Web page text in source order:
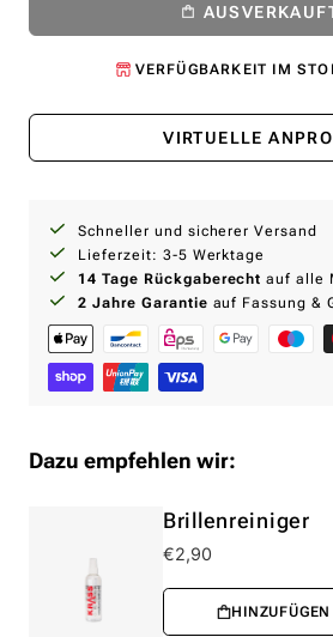
VERFÜGBARKEIT IM
VIRTUELLE
Schneller und sicherer Versand
Lieferzeit: 3-5 Werktage
14 Tage Rückgaberecht auf alle
2 Jahre Garantie auf Fassung &
Dazu empfehlen wir:
Brillenreiniger
€2,90